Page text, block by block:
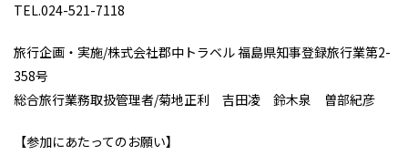
TEL.024-521-7118
旅行企画・実施/株式会社郡中トラベル 福島県知事登録旅行業第2-
358号
総合旅行業務取扱管理者/菊地正利 吉田凌 鈴木泉 曽部紀彦
【参加にあたってのお願い】